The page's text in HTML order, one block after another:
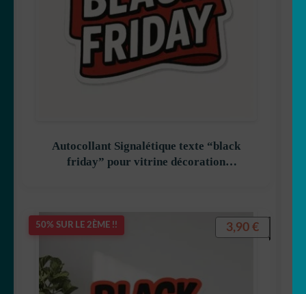
Autocollant Signalétique texte “black
friday” pour vitrine décoration
50% SUR LE 2ÈME !! 3,90 €